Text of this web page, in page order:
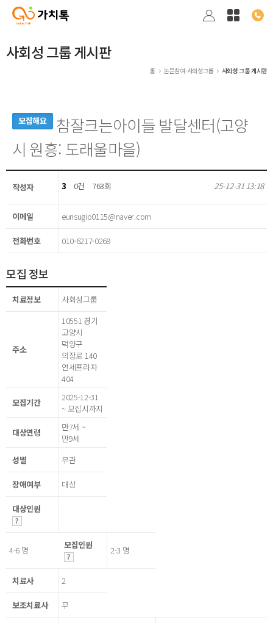
사회성 그룹 게시판
홈 논문참여·사회성그룹 사회성 그룹 게시판
모집해요
참잘크는아이들 발달센터(고양
시 원흥: 도래울마을)
작성자 3 0건 763회 25-12-31 13:18
이메일 eunsugio0115@naver.com
전화번호 010-6217-0269
모집 정보
치료정보 사회성그룹
주소
10551 경기
고양시
덕양구
의장로 140
연세프라자
404
모집기간
2025-12-31
~ 모집시까지
대상연령
만7세 ~
만9세
성별
무관
장애여부 대상
대상인원
4-6 명 모집인원 2-3 명
치료사 2
보조치료사 무